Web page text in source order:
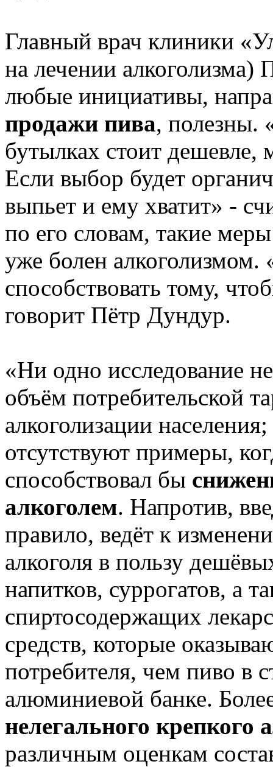
Главный врач клиники
на лечении алкоголизма)
любые инициативы,
продажи пива, полезны.
бутылках стоит
Если выбор будет
выпьет и ему хватит» -
по его словам, такие
уже болен алкоголизмом.
способствовать тому,
говорит Пётр Дундур.
«Ни одно исследование
объём потребительской
алкоголизации
отсутствуют примеры,
способствовал бы
алкоголем. Напротив,
правило, ведёт к
алкоголя в пользу
напитков, суррогатов, а
спиртосодержащих
средств, которые
потребителя, чем пиво в
алюминиевой банке.
нелегального крепкого
различным оценкам